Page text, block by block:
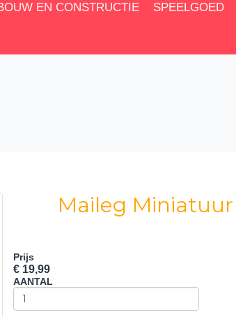
EN CONSTRUCTIE SPEELGOED
Maileg
Prijs
€ 19,99
AANTAL